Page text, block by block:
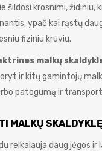
šildosi krosnimi,
ypač kai rąstų
fiziniu krūviu.
malkų
ir kitų gamintojų
patogumą ir
MALKŲ
reikalauja daug jėgos